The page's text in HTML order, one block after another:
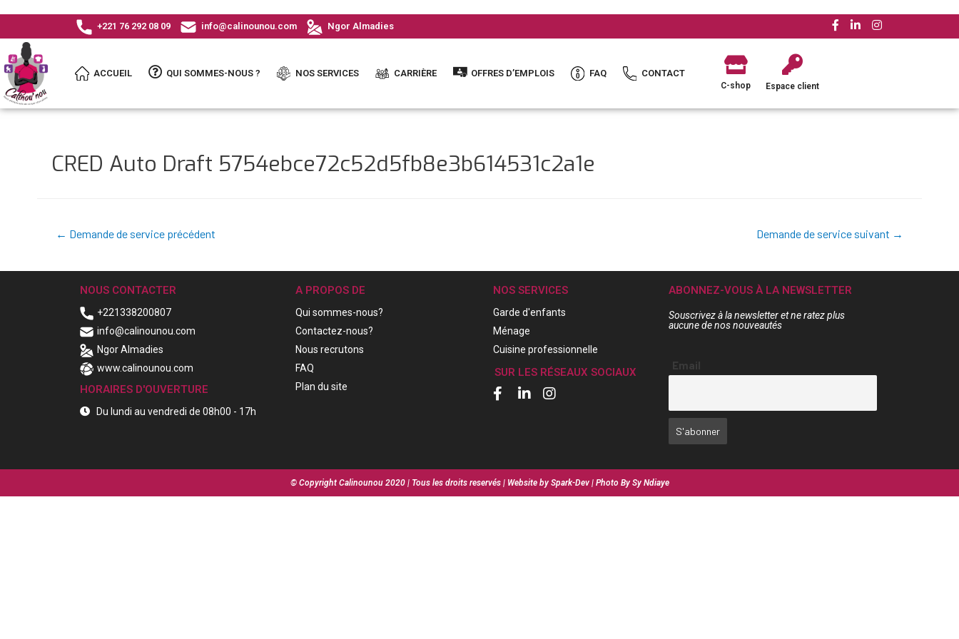
+221 76 292 08 09 info@calinounou.com Ngor Almadies
ACCUEIL QUI SOMMES-NOUS ? NOS SERVICES CARRIÈRE OFFRES D’EMPLOIS FAQ CONTACT
C-shop Espace client
CRED Auto Draft 5754ebce72c52d5fb8e3b614531c2a1e
← Demande de service précédent Demande de service suivant →
NOUS CONTACTER
+221338200807
info@calinounou.com
Ngor Almadies
www.calinounou.com
HORAIRES D'OUVERTURE
Du lundi au vendredi de 08h00 - 17h
A PROPOS DE
Qui sommes-nous?
Contactez-nous?
Nous recrutons
FAQ
Plan du site
NOS SERVICES
Garde d'enfants
Ménage
Cuisine professionnelle
SUR LES RÉSEAUX SOCIAUX
ABONNEZ-VOUS À LA NEWSLETTER
Souscrivez à la newsletter et ne ratez plus
aucune de nos nouveautés
Email
© Copyright Calinounou 2020 | Tous les droits reservés | Website by Spark-Dev | Photo By Sy Ndiaye